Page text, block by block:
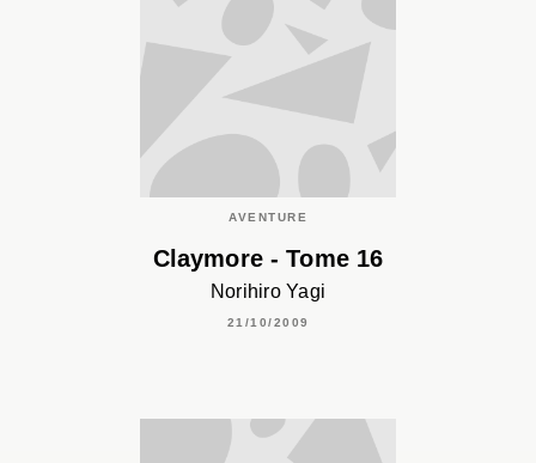
AVENTURE
Claymore - Tome 16
Norihiro Yagi
21/10/2009